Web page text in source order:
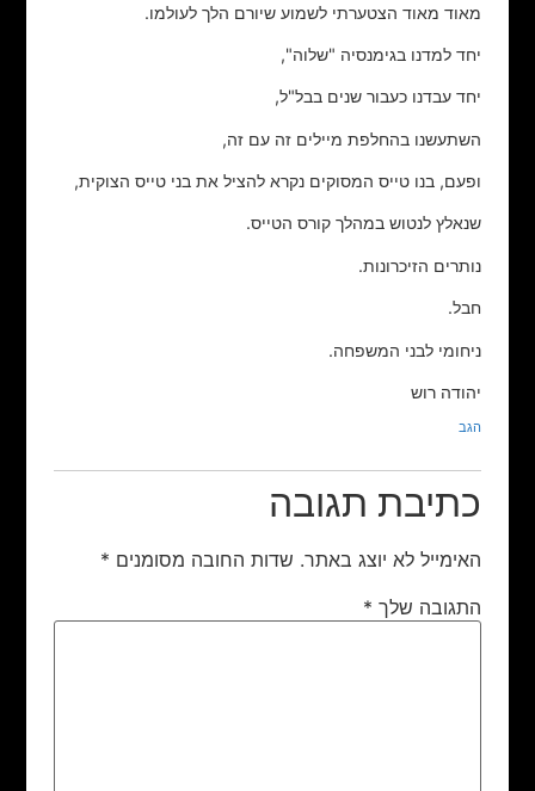
מאוד מאוד הצטערתי לשמוע שיורם הלך לעולמו.
יחד למדנו בגימנסיה "שלוה",
יחד עבדנו כעבור שנים בבל"ל,
השתעשנו בהחלפת מיילים זה עם זה,
ופעם, בנו טייס המסוקים נקרא להציל את בני טייס הצוקית,
שנאלץ לנטוש במהלך קורס הטייס.
נותרים הזיכרונות.
חבל.
ניחומי לבני המשפחה.
יהודה רוש
הגב
כתיבת תגובה
האימייל לא יוצג באתר. שדות החובה מסומנים *
התגובה שלך *